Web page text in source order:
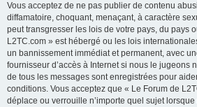
Vous acceptez de ne pas publier de contenu
diffamatoire, choquant, menaçant, à caractère
peut transgresser les lois de votre pays, du pays
L2TC.com » est hébergé ou les lois
un bannissement immédiat et permanent, avec
fournisseur d’accès à Internet si nous le jugeons
de tous les messages sont enregistrées pour
conditions. Vous acceptez que « Le Forum de
déplace ou verrouille n’importe quel sujet